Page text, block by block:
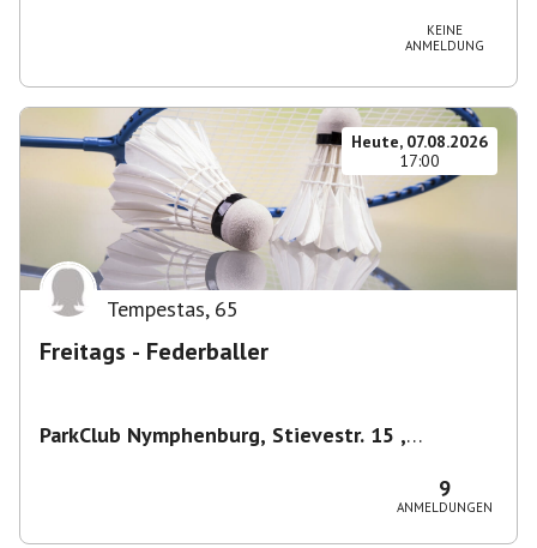
KEINE
ANMELDUNG
Heute, 07.08.2026
17:00
Tempestas, 65
Freitags - Federballer
ParkClub Nymphenburg, Stievestr. 15 ,
9
ANMELDUNGEN